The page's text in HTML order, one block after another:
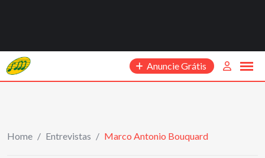
Anuncie Grátis
Home / Entrevistas / Marco Antonio Bouquard